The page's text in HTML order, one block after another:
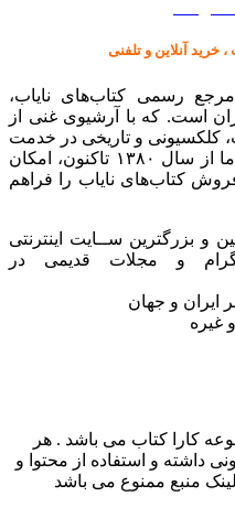
خرید آنلاین و تلفنی
رسمی کتاب‌های نایاب،
است. که با آرشیوی غنی از
کلکسیونی و تاریخی در خدمت
دوست‌داران فرهنگ و ادب هستیم ما از سال ۱۳۸۰ تاکنون، امکان
کتاب‌های نایاب را فراهم
و بزرگترین ســایت اینترنتی
و مجلات قدیمی در
ایران و جهان
غیره
کارا کتاب می باشد . هر
داشته و استفاده از محتوا و
منبع ممنوع می باشد